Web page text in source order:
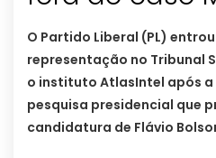
O Partido Liberal (PL)
representação no Tribunal
o instituto AtlasIntel após
pesquisa presidencial que
candidatura de Flávio